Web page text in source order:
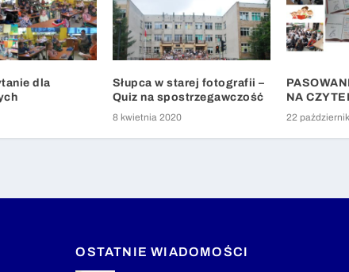
dla
Słupca w starej fotografii –
Quiz na spostrzegawczość
8 kwietnia 2020
NA
22
OSTATNIE WIADOMOŚCI